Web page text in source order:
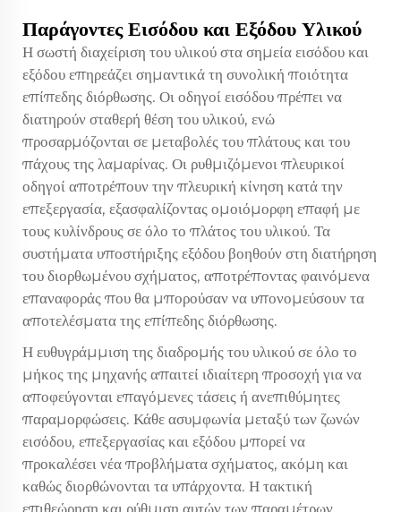
Παράγοντες Εισόδου και Εξόδου Υλικού
Η σωστή διαχείριση του υλικού στα σημεία εισόδου και
εξόδου επηρεάζει σημαντικά τη συνολική ποιότητα
επίπεδης διόρθωσης. Οι οδηγοί εισόδου πρέπει να
διατηρούν σταθερή θέση του υλικού, ενώ
προσαρμόζονται σε μεταβολές του πλάτους και του
πάχους της λαμαρίνας. Οι ρυθμιζόμενοι πλευρικοί
οδηγοί αποτρέπουν την πλευρική κίνηση κατά την
επεξεργασία, εξασφαλίζοντας ομοιόμορφη επαφή με
τους κυλίνδρους σε όλο το πλάτος του υλικού. Τα
συστήματα υποστήριξης εξόδου βοηθούν στη διατήρηση
του διορθωμένου σχήματος, αποτρέποντας φαινόμενα
επαναφοράς που θα μπορούσαν να υπονομεύσουν τα
αποτελέσματα της επίπεδης διόρθωσης.
Η ευθυγράμμιση της διαδρομής του υλικού σε όλο το
μήκος της μηχανής απαιτεί ιδιαίτερη προσοχή για να
αποφεύγονται επαγόμενες τάσεις ή ανεπιθύμητες
παραμορφώσεις. Κάθε ασυμφωνία μεταξύ των ζωνών
εισόδου, επεξεργασίας και εξόδου μπορεί να
προκαλέσει νέα προβλήματα σχήματος, ακόμη και
καθώς διορθώνονται τα υπάρχοντα. Η τακτική
επιθεώρηση και ρύθμιση αυτών των παραμέτρων